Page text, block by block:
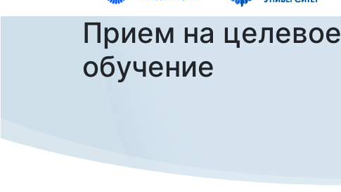
Прием на целевое
обучение